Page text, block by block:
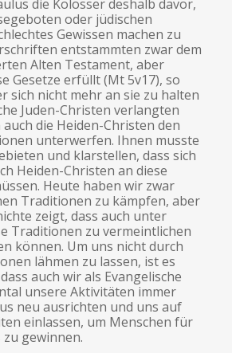
die Kolosser deshalb davor,
oder jüdischen
Gewissen machen zu
entstammten zwar dem
Alten Testament, aber
Gesetze erfüllt (Mt 5v17), so
sich nicht mehr an sie zu halten
Juden-Christen verlangten
auch die Heiden-Christen den
unterwerfen. Ihnen musste
und klarstellen, dass sich
Heiden-Christen an diese
Heute haben wir zwar
Traditionen zu kämpfen, aber
zeigt, dass auch unter
Traditionen zu vermeintlichen
können. Um uns nicht durch
lähmen zu lassen, ist es
auch wir als Evangelische
unsere Aktivitäten immer
neu ausrichten und uns auf
einlassen, um Menschen für
zu gewinnen.